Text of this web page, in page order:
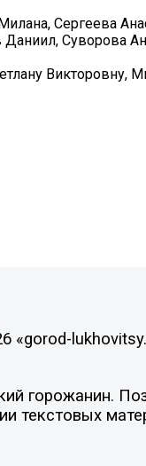
Сергеева
Суворова
Викторовну,
«gorod-
горожанин.
текстовых